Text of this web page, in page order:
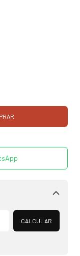
Alterar CEP
CALCULAR